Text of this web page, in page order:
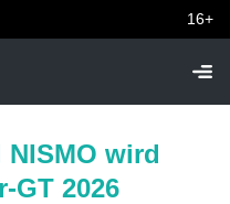
16+
wird
GT 2026